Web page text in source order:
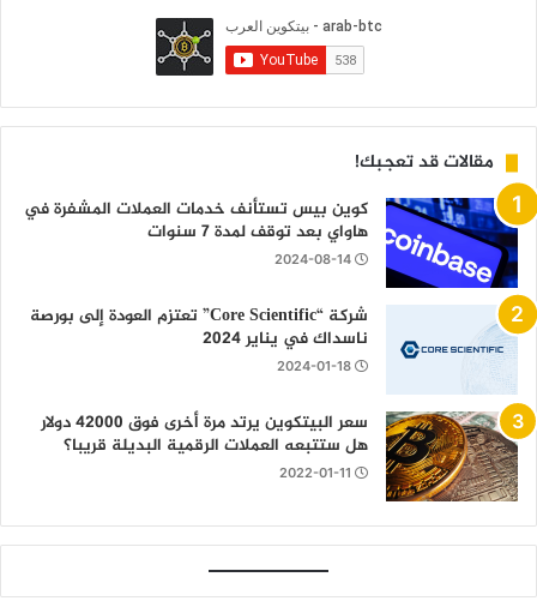
مقالات قد تعجبك!
كوين بيس تستأنف خدمات العملات المشفرة في
هاواي بعد توقف لمدة 7 سنوات
2024-08-14
شركة “Core Scientific” تعتزم العودة إلى بورصة
ناسداك في يناير 2024
2024-01-18
سعر البيتكوين يرتد مرة أخرى فوق 42000 دولار
هل ستتبعه العملات الرقمية البديلة قريبا؟
2022-01-11